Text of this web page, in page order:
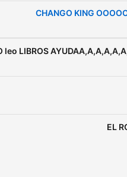
CHANGO KING
leo LIBROS
EL